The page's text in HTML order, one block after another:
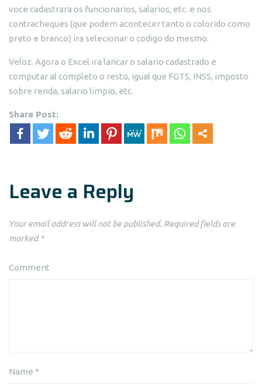
voce cadastrara os funcionarios, salarios, etc. e nos
contracheques (que podem acontecer tanto o colorido como
preto e branco) ira selecionar o codigo do mesmo.
Veloz. Agora o Excel ira lancar o salario cadastrado e
computar al completo o resto, igual que FGTS, INSS, imposto
sobre renda, salario limpio, etc.
Share Post:
Leave a Reply
Your email address will not be published. Required fields are
marked*
Comment
Name *